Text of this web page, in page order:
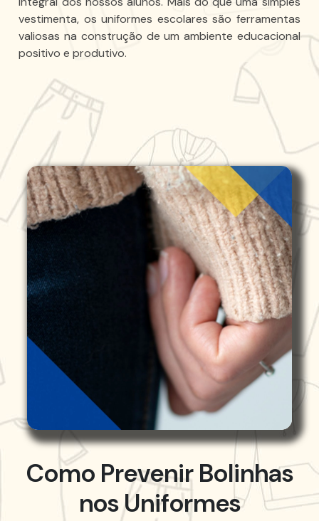
vestimenta, os uniformes escolares são ferramentas
valiosas na construção de um ambiente educacional
positivo e produtivo.
Como Prevenir Bolinhas
nos Uniformes